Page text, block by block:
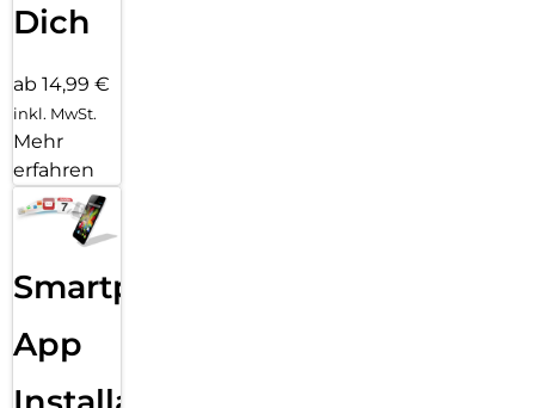
Dich
ab 14,99 €
inkl. MwSt.
Mehr
erfahren
Smartphone
App